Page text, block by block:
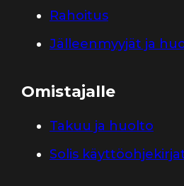
Rahoitus
Jälleenmyyjät ja
Omistajalle
Takuu ja huolto
Solis